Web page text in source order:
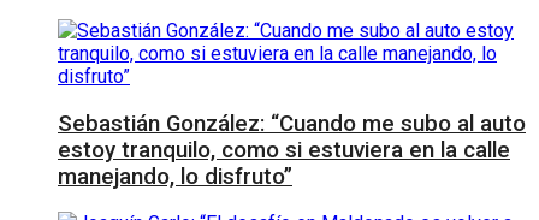
Sebastián González: “Cuando me subo al auto
estoy tranquilo, como si estuviera en la calle
manejando, lo disfruto”